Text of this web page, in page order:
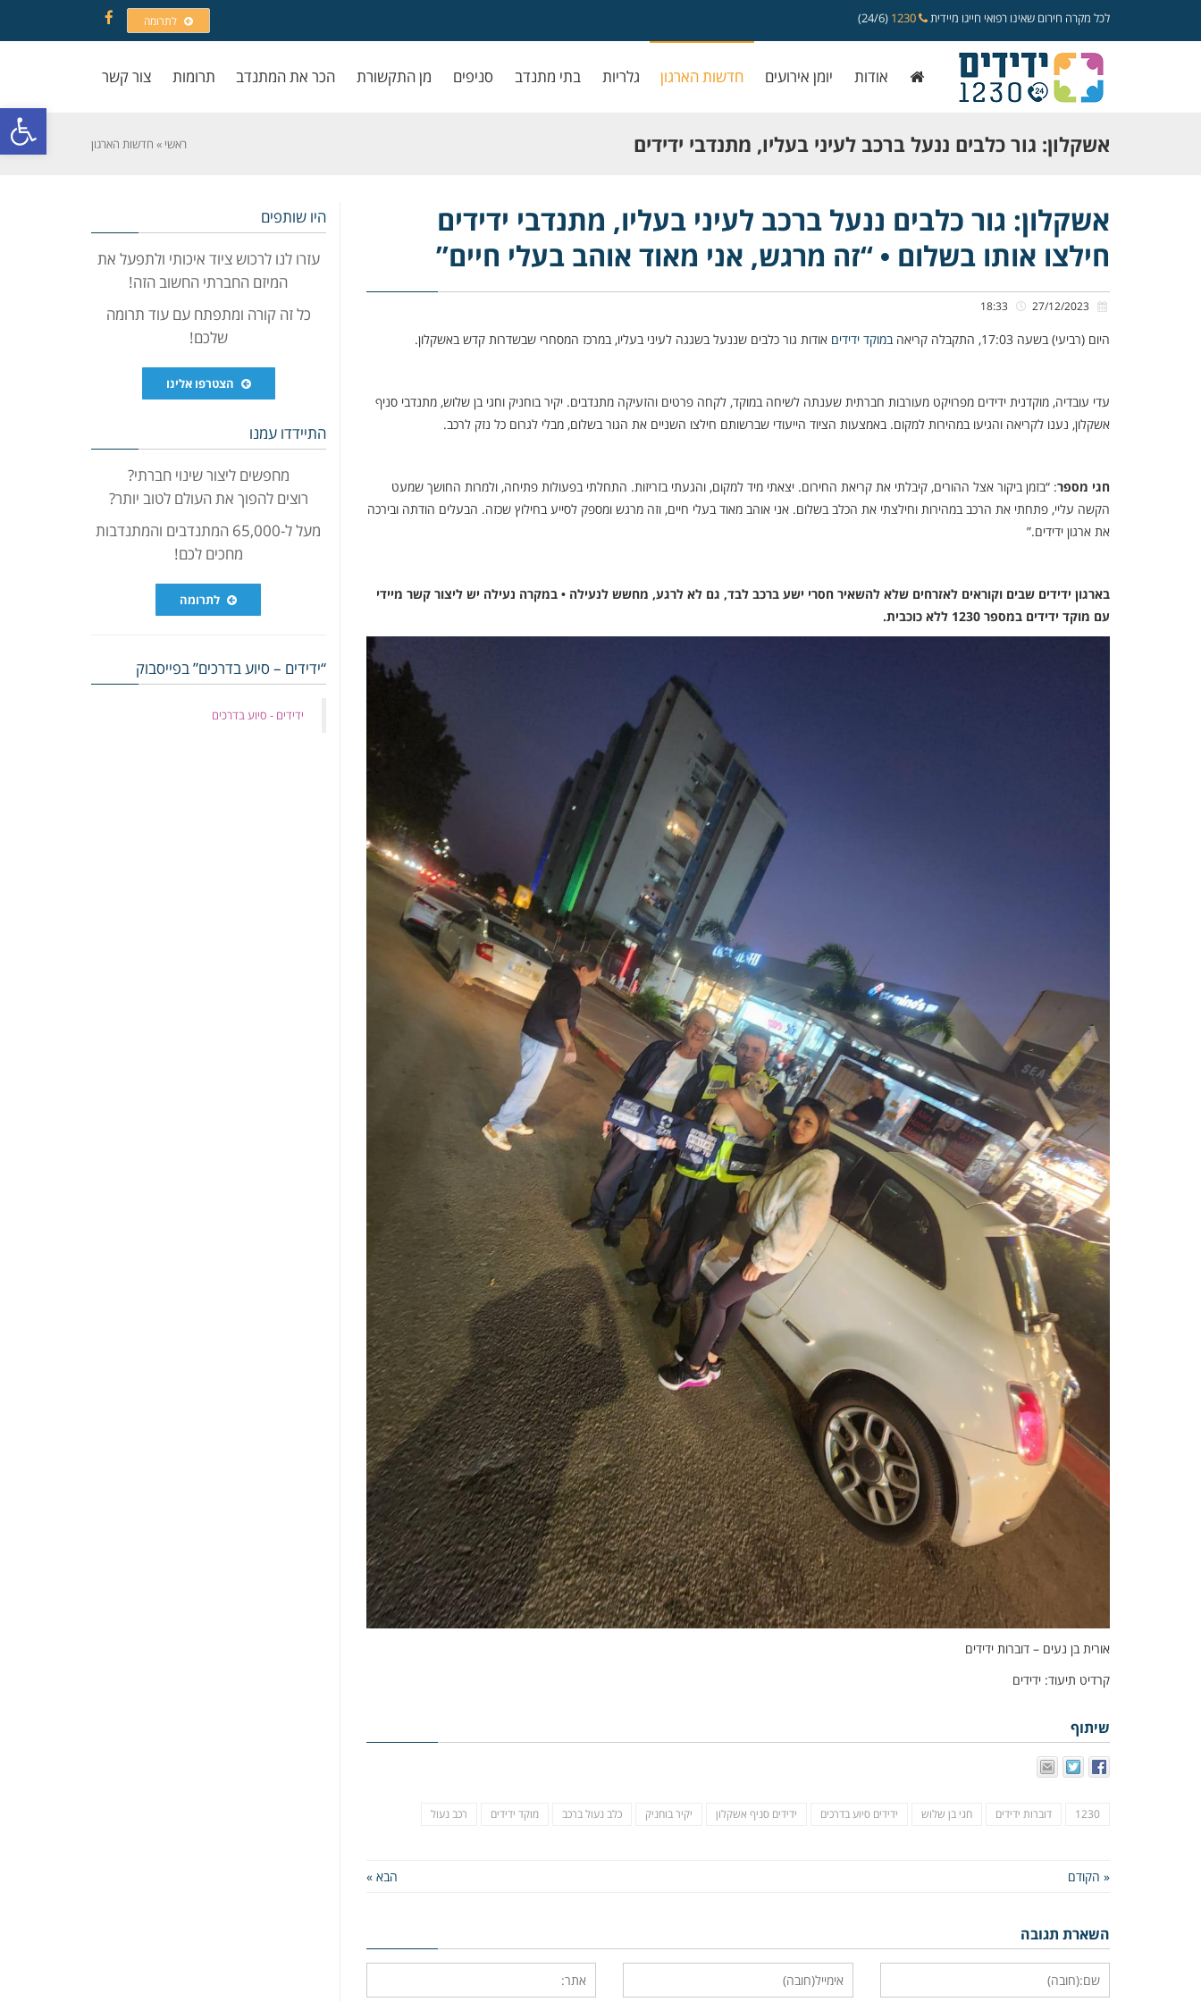
פתח
לכל מקרה חירום שאינו רפואי חייגו מיידית (24/6) לתרומה
Facebook
אודות יומן אירועים חדשות הארגון גלריות בתי מתנדב סניפים מן התקשורת הכר את המתנדב תרומות צור קשר
אשקלון: גור כלבים ננעל ברכב לעיני בעליו, מתנדבי ידידים
חילצו אותו בשלום • “זה מרגש, אני מאוד אוהב בעלי חיים”
ראשי » חדשות הארגון
אשקלון: גור כלבים ננעל ברכב לעיני בעליו, מתנדבי ידידים
חילצו אותו בשלום • “זה מרגש, אני מאוד אוהב בעלי חיים”
היום (רביעי) בשעה 17:03, התקבלה קריאה במוקד ידידים אודות גור כלבים שננעל בשגגה לעיני בעליו, במרכז המסחרי שבשדרות קדש באשקלון.
עדי עובדיה, מוקדנית ידידים מפרויקט מעורבות חברתית שענתה לשיחה במוקד, לקחה פרטים והזעיקה מתנדבים. יקיר בוחניק וחגי בן שלוש, מתנדבי סניף
אשקלון, נענו לקריאה והגיעו במהירות למקום. באמצעות הציוד הייעודי שברשותם חילצו השניים את הגור בשלום, מבלי לגרום כל נזק לרכב.
חגי מספר: “בזמן ביקור אצל ההורים, קיבלתי את קריאת החירום. יצאתי מיד למקום, והגעתי בזריזות. התחלתי בפעולות פתיחה, ולמרות החושך שמעט
הקשה עליי, פתחתי את הרכב במהירות וחילצתי את הכלב בשלום. אני אוהב מאוד בעלי חיים, וזה מרגש ומספק לסייע בחילוץ שכזה. הבעלים הודתה ובירכה
את ארגון ידידים.”
בארגון ידידים שבים וקוראים לאזרחים שלא להשאיר חסרי ישע ברכב לבד, גם לא לרגע, מחשש לנעילה • במקרה נעילה יש ליצור קשר מיידי
עם מוקד ידידים במספר 1230 ללא כוכבית.
אורית בן נעים – דוברות ידידים
קרדיט תיעוד: ידידים
שיתוף
1230 דוברות ידידים חגי בן שלוש ידידים סיוע בדרכים ידידים סניף אשקלון יקיר בוחניק כלב נעול ברכב מוקד ידידים רכב נעול
« הקודם הבא »
השארת תגובה
היו שותפים
עזרו לנו לרכוש ציוד איכותי ולתפעל את
המיזם החברתי החשוב הזה!
כל זה קורה ומתפתח עם עוד תרומה
שלכם!
הצטרפו אלינו
התיידדו עמנו
מחפשים ליצור שינוי חברתי?
רוצים להפוך את העולם לטוב יותר?
מעל ל-65,000 המתנדבים והמתנדבות
מחכים לכם!
לתרומה
“ידידים – סיוע בדרכים” בפייסבוק
‏ידידים - סיוע בדרכים